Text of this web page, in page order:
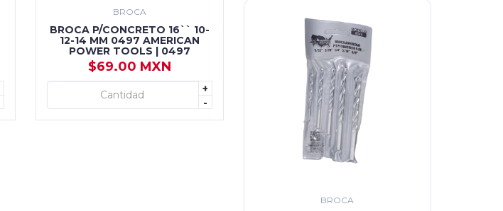
BROCA
BROCA P/CONCRETO 16`` 10-
12-14 MM 0497 AMERICAN
POWER TOOLS | 0497
$69.00 MXN
+
-
+ AGREGAR
BROCA